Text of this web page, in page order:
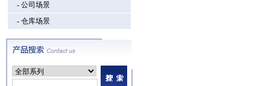
- 公司场景
- 仓库场景